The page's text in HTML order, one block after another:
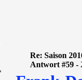
Re: Saison
Antwort #59 -